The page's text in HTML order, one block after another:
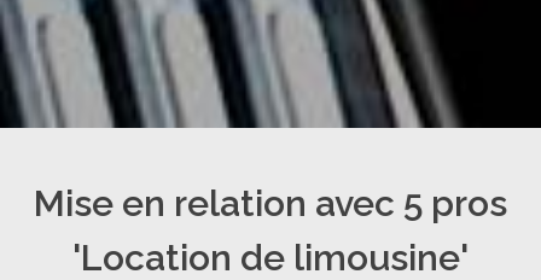
Mise en relation avec 5 pros
'Location de limousine'